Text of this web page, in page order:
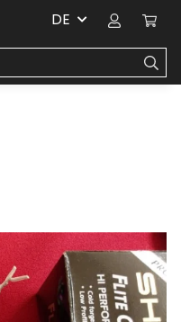
DE